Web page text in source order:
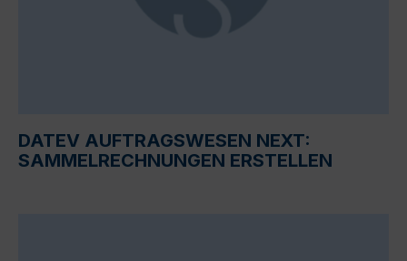
DATEV AUFTRAGSWESEN NEXT:
SAMMELRECHNUNGEN ERSTELLEN